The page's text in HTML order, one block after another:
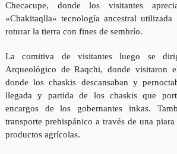
Checacupe, donde los visitantes
«Chakitaqlla» tecnología ancestral
roturar la tierra con fines de sembrío.
La comitiva de visitantes luego se
Arqueológico de Raqchi, donde visitaron
donde los chaskis descansaban y
llegada y partida de los chaskis que
encargos de los gobernantes inkas.
transporte prehispánico a través de una
productos agrícolas.